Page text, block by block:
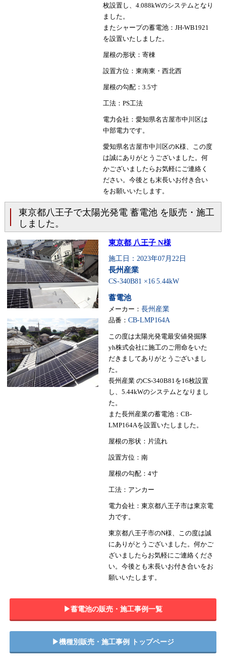
枚設置し、4.088kWのシステムとなり
ました。
またシャープの蓄電池：JH-WB1921
を設置いたしました。
屋根の形状：寄棟
設置方位：東南東・西北西
屋根の勾配：3.5寸
工法：PS工法
電力会社：愛知県名古屋市中川区は
中部電力です。
愛知県名古屋市中川区のK様、この度
は誠にありがとうございました。何
かございましたらお気軽にご連絡く
ださい。今後とも末長いお付き合い
をお願いいたします。
東京都八王子で太陽光発電 蓄電池 を販売・施工
しました。
東京都 八王子 N様
施工日：2023年07月22日
長州産業
CS-340B81 ×16 5.44kW
蓄電池
メーカー： 長州産業
品番： CB-LMP164A
この度は太陽光発電最安値発掘隊
yh株式会社に施工のご用命をいた
だきましてありがとうございまし
た。
長州産業 のCS-340B81を16枚設置
し、5.44kWのシステムとなりまし
た。
また長州産業の蓄電池：CB-
LMP164Aを設置いたしました。
屋根の形状：片流れ
設置方位：南
屋根の勾配：4寸
工法：アンカー
電力会社：東京都八王子市は東京電
力です。
東京都八王子市のN様、この度は誠
にありがとうございました。何かご
ざいましたらお気軽にご連絡くださ
い。今後とも末長いお付き合いをお
願いいたします。
▶︎蓄電池の販売・施工事例一覧
▶︎機種別販売・施工事例 トップページ